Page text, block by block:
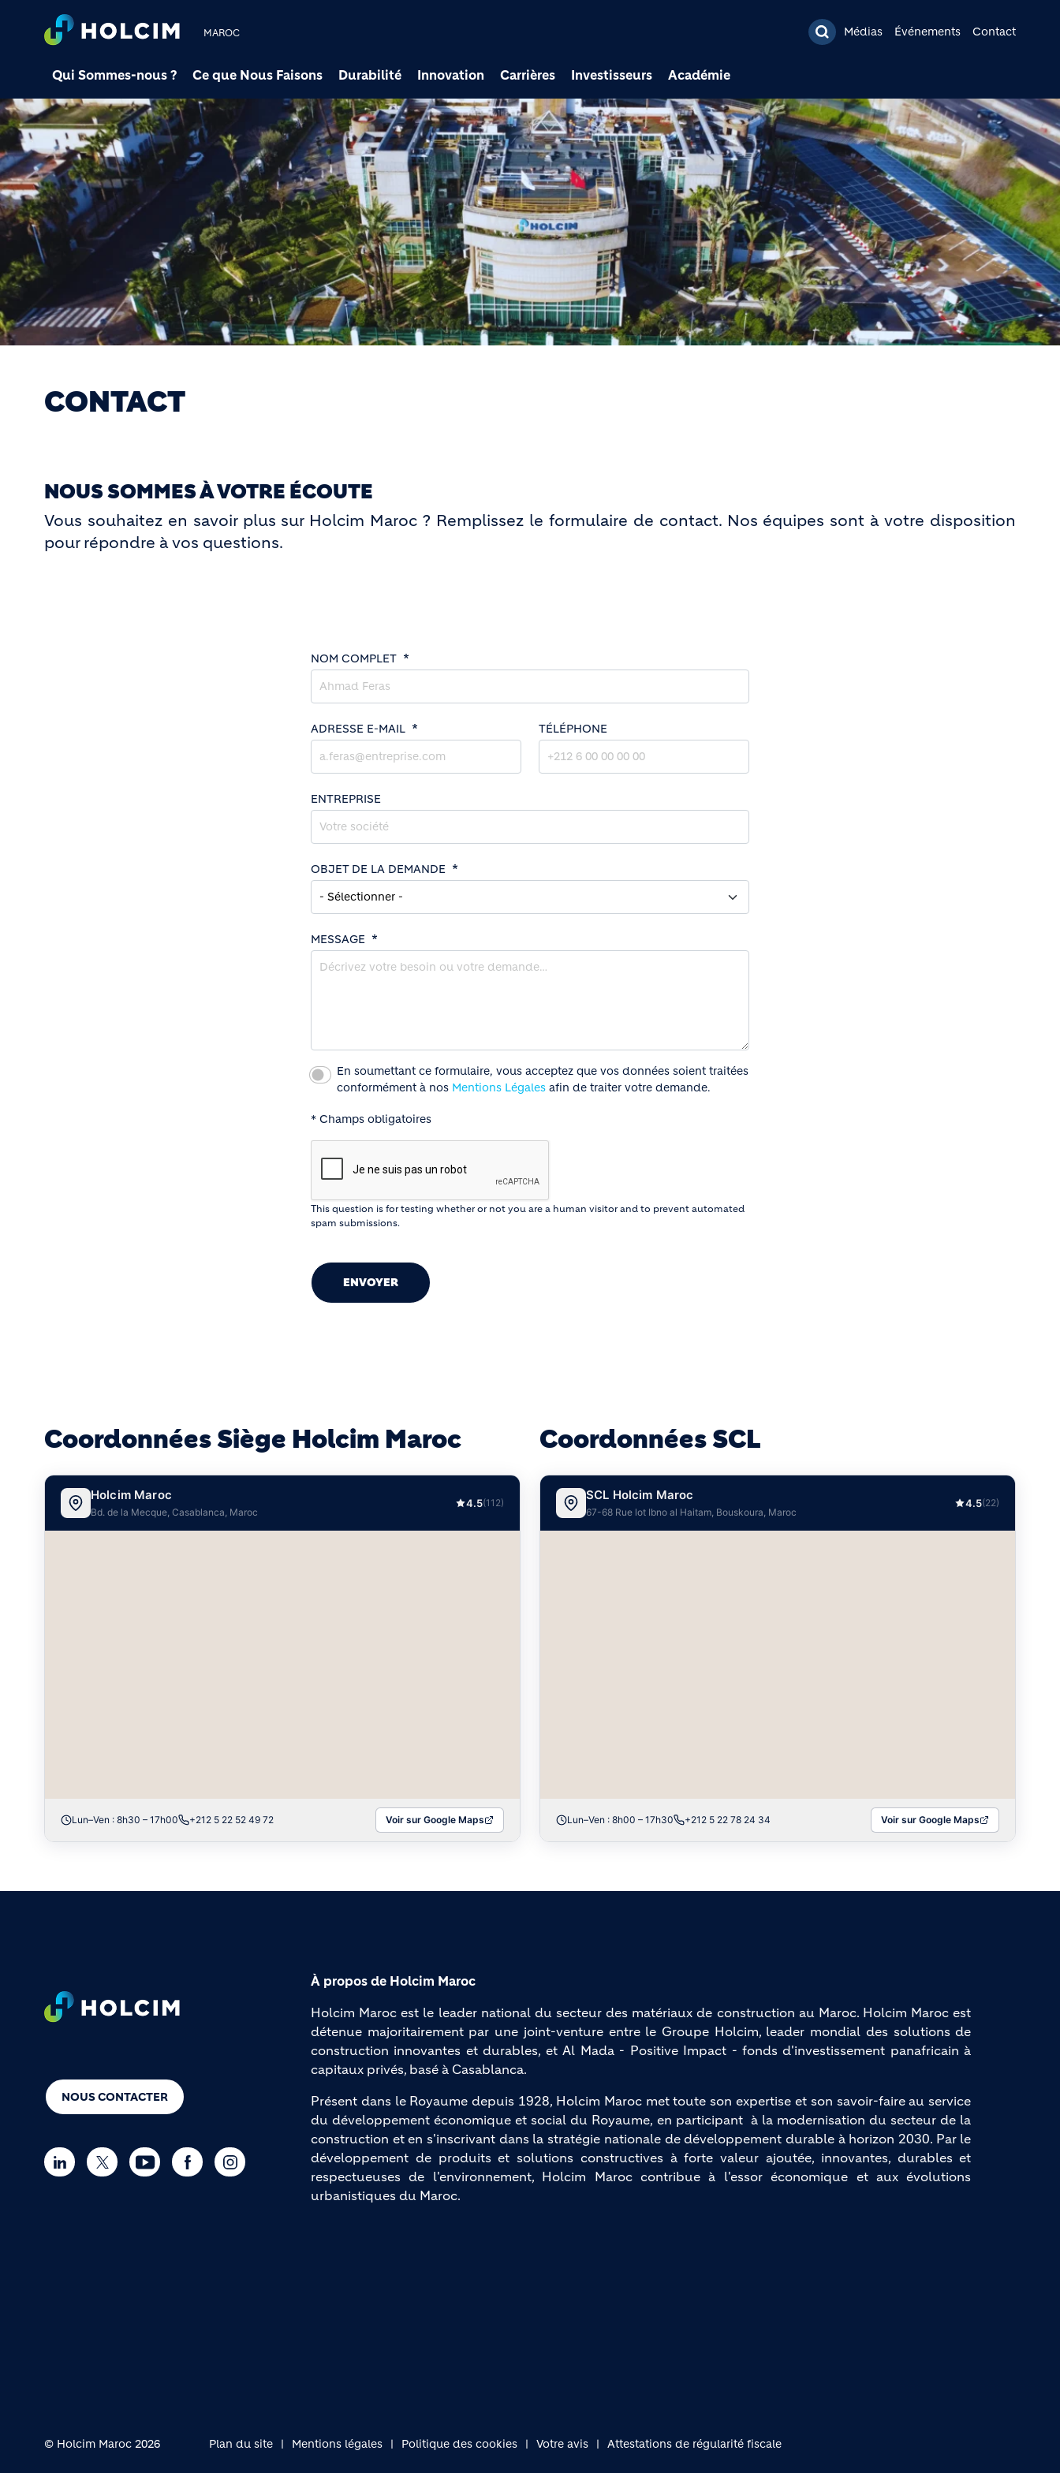
MAROC Médias Événements Contact
Qui Sommes-nous ? Ce que Nous Faisons Durabilité Innovation Carrières Investisseurs Académie
CONTACT
NOUS SOMMES À VOTRE ÉCOUTE
Vous souhaitez en savoir plus sur Holcim Maroc ? Remplissez le formulaire de contact. Nos équipes sont à votre disposition
pour répondre à vos questions.
NOM COMPLET
ADRESSE E-MAIL TÉLÉPHONE
ENTREPRISE
OBJET DE LA DEMANDE
MESSAGE
En soumettant ce formulaire, vous acceptez que vos données soient traitées
conformément à nos Mentions Légales afin de traiter votre demande.
* Champs obligatoires
This question is for testing whether or not you are a human visitor and to prevent automated
spam submissions.
ENVOYER
Coordonnées Siège Holcim Maroc
Holcim Maroc
Bd. de la Mecque, Casablanca, Maroc
4.5(112)
Lun–Ven : 8h30 – 17h00 +212 5 22 52 49 72 Voir sur Google Maps
Coordonnées SCL
SCL Holcim Maroc
67-68 Rue lot Ibno al Haitam, Bouskoura, Maroc
4.5(22)
Lun–Ven : 8h00 – 17h30 +212 5 22 78 24 34 Voir sur Google Maps
Footer
NOUS CONTACTER
À propos de Holcim Maroc
Holcim Maroc est le leader national du secteur des matériaux de construction au Maroc. Holcim Maroc est
détenue majoritairement par une joint-venture entre le Groupe Holcim, leader mondial des solutions de
construction innovantes et durables, et Al Mada - Positive Impact - fonds d'investissement panafricain à
capitaux privés, basé à Casablanca.
Présent dans le Royaume depuis 1928, Holcim Maroc met toute son expertise et son savoir-faire au service
du développement économique et social du Royaume, en participant à la modernisation du secteur de la
construction et en s'inscrivant dans la stratégie nationale de développement durable à horizon 2030. Par le
développement de produits et solutions constructives à forte valeur ajoutée, innovantes, durables et
respectueuses de l'environnement, Holcim Maroc contribue à l'essor économique et aux évolutions
urbanistiques du Maroc.
Footer bottom
© Holcim Maroc 2026 Plan du site Mentions légales Politique des cookies Votre avis Attestations de régularité fiscale